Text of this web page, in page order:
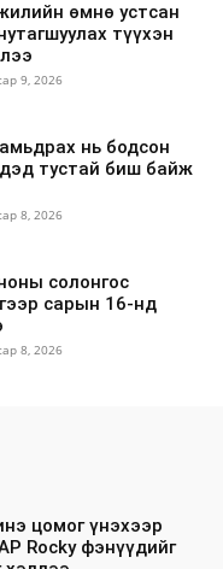
өмнө устсан
түүхэн
9, 2026
нь бодсон
тустай биш байж
8, 2026
солонгос
сарын 16-нд
8, 2026
цомог үнэхээр
Rocky фэнүүдийг